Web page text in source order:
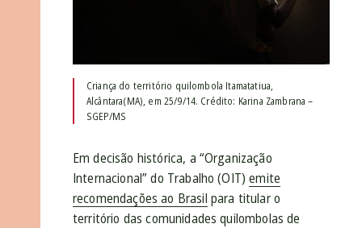
Criança do território quilombola Itamatatiua,
Alcântara(MA), em 25/9/14. Crédito: Karina Zambrana –
SGEP/MS
Em decisão histórica, a “Organização
Internacional” do Trabalho (OIT)emite
recomendações ao Brasil para titular o
território das comunidades quilombolas de